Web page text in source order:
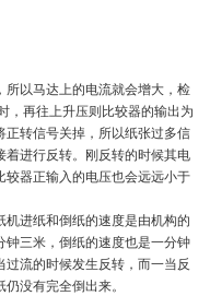
所以马达上的电流就会增大，检
，再往上升压则比较器的输出为
正转信号关掉，所以纸张过多信
着进行反转。刚反转的时候其电
较器正输入的电压也会远远小于
进纸和倒纸的速度是由机构的
钟三米，倒纸的速度也是一分钟
流的时候发生反转，而一当反
没有完全倒出来。